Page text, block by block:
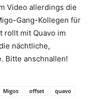
Video allerdings die
Gang-Kollegen für
rollt mit Quavo im
nächtliche,
Bitte anschnallen!
Migos offset quavo